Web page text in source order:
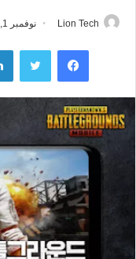
Lion Tech نوفمبر 1, 2025
فيسبوك تويتر